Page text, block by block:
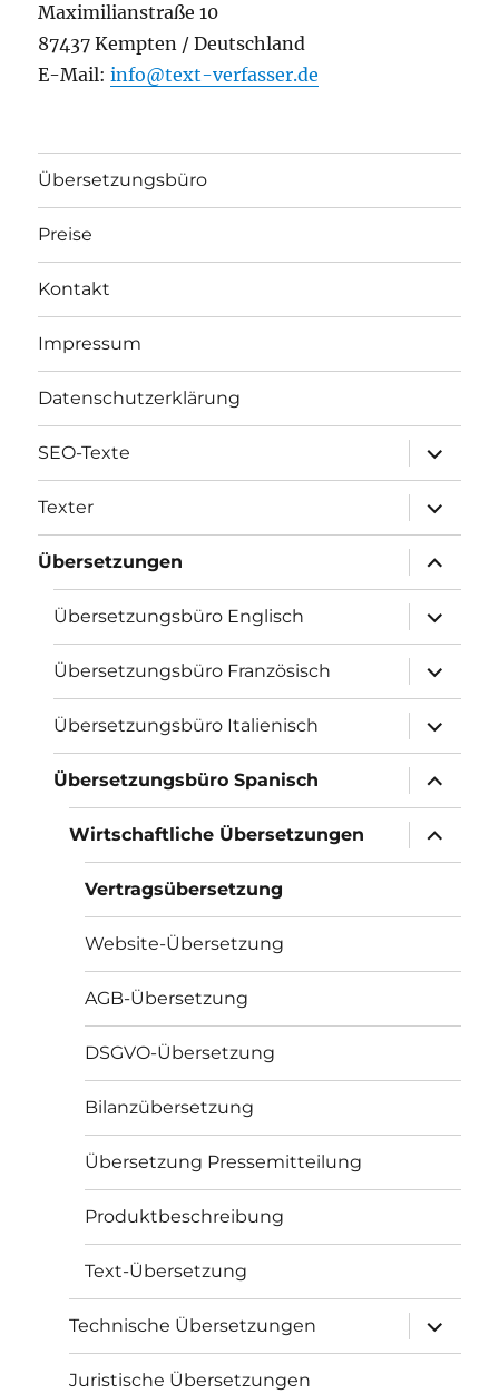
Maximilianstraße 10
87437 Kempten / Deutschland
E-Mail:info@text-verfasser.de
Übersetzungsbüro
Preise
Kontakt
Impressum
Datenschutzerklärung
SEO-Texte
öffnen
Texter
öffnen
Übersetzungen
öffnen
Übersetzungsbüro Englisch
öffnen
Übersetzungsbüro Französisch
öffnen
Übersetzungsbüro Italienisch
öffnen
Übersetzungsbüro Spanisch
öffnen
Wirtschaftliche Übersetzungen
öffnen
Vertragsübersetzung
Website-Übersetzung
AGB-Übersetzung
DSGVO-Übersetzung
Bilanzübersetzung
Übersetzung Pressemitteilung
Produktbeschreibung
Text-Übersetzung
Technische Übersetzungen
öffnen
Juristische Übersetzungen